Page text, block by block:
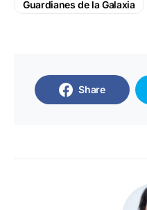
Guardianes de la Galaxia
Share